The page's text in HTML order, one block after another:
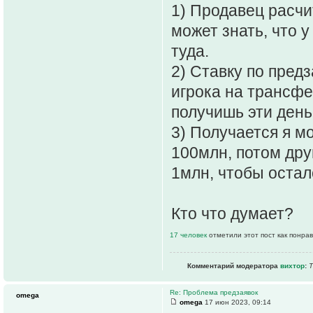
1) Продавец
может знать, что
туда.
2) Ставку по
игрока на
получишь эти
3) Получается я
100млн, потом
1млн, чтобы
Кто что думает?
17 человек отметили этот пост как
Комментарий модератора вихтор:
Re: Проблема предзаявок
omega 17 июн 2023, 09:14
omega